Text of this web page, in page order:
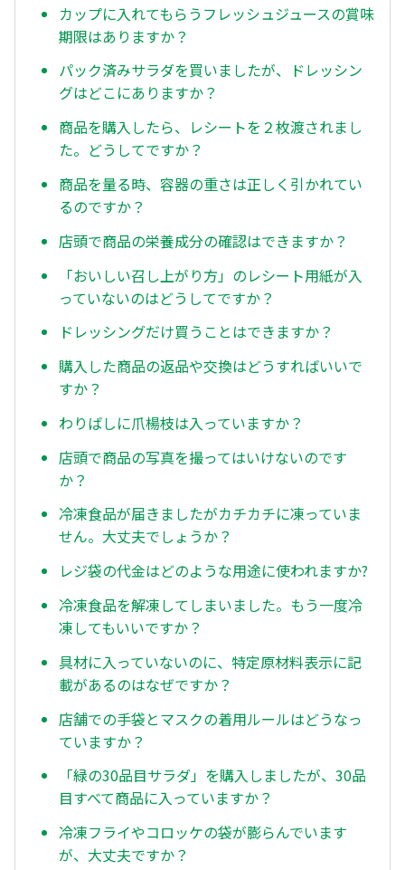
カップに入れてもらうフレッシュジュースの賞味
期限はありますか？
パック済みサラダを買いましたが、ドレッシン
グはどこにありますか？
商品を購入したら、レシートを２枚渡されまし
た。どうしてですか？
商品を量る時、容器の重さは正しく引かれてい
るのですか？
店頭で商品の栄養成分の確認はできますか？
「おいしい召し上がり方」のレシート用紙が入
っていないのはどうしてですか？
ドレッシングだけ買うことはできますか？
購入した商品の返品や交換はどうすればいいで
すか？
わりばしに爪楊枝は入っていますか？
店頭で商品の写真を撮ってはいけないのです
か？
冷凍食品が届きましたがカチカチに凍っていま
せん。大丈夫でしょうか？
レジ袋の代金はどのような用途に使われますか?
冷凍食品を解凍してしまいました。もう一度冷
凍してもいいですか？
具材に入っていないのに、特定原材料表示に記
載があるのはなぜですか？
店舗での手袋とマスクの着用ルールはどうなっ
ていますか？
「緑の30品目サラダ」を購入しましたが、30品
目すべて商品に入っていますか？
冷凍フライやコロッケの袋が膨らんでいます
が、大丈夫ですか？